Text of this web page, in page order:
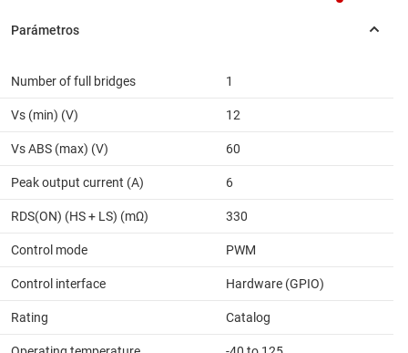
Number of full bridges 1
Vs (min) (V) 12
Vs ABS (max) (V) 60
Peak output current (A) 6
RDS(ON) (HS + LS) (mΩ) 330
Control mode PWM
Control interface Hardware (GPIO)
Rating Catalog